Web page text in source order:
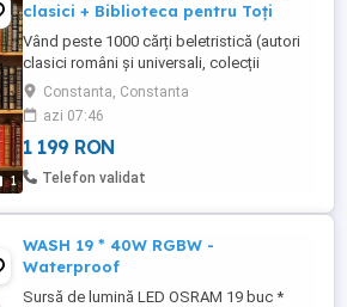
1
clasici + Biblioteca pentru Toți
Vând peste 1000 cărți beletristică (autori
clasici români și universali, colecții
Biblioteca pentru Toți anii 80 90 și mai
vechi). Cărțile sunt în stare bună,
depozitate în saci.
Constanta, Constanta
azi 07:46
1 199 RON
Telefon validat
WASH 19 * 40W RGBW -
Waterproof
Sursă de lumină LED OSRAM 19 buc *